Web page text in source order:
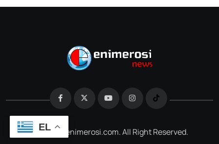
@2026 e-enimerosi.com. All Right Reserved.
EL